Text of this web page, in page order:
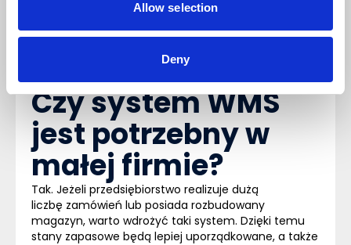
Allow selection
Deny
wszystkim od złożoności procesów logistycznych,
liczby operacji magazynowych oraz potrzeb
bazy systemów dostępnej na stronie
porównać opcje i dokonać odpowiedniego wyboru.
Czy system WMS
jest potrzebny w
małej firmie?
Tak. Jeżeli przedsiębiorstwo realizuje dużą
liczbę zamówień lub posiada rozbudowany
magazyn, warto wdrożyć taki system. Dzięki temu
stany zapasowe będą lepiej uporządkowane, a także